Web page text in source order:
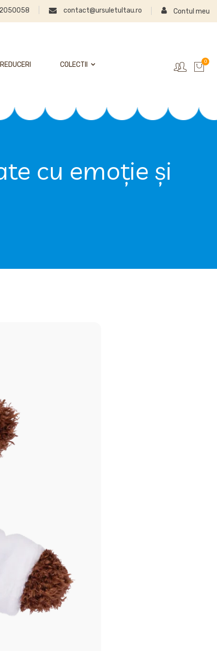
contact@ursuletultau.ro Contul meu
REDUCERI COLECTII 0
cu emoție și